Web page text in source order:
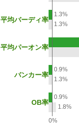
平均バーディ率
1.3%
1.3%
平均パーオン率
バンカー率
0.9%
1.3%
OB率
0.9%
1.8%
0%